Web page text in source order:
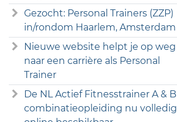
Gezocht: Personal Trainers (ZZP)
in/rondom Haarlem, Amsterdam
Nieuwe website helpt je op weg
naar een carrière als Personal
Trainer
De NL Actief Fitnesstrainer A & B
combinatieopleiding nu volledig